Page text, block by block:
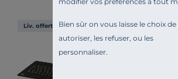
Bien sûr on vous laisse le choix de
autoriser, les refuser, ou les
personnaliser.
Liv. offerte Liv.